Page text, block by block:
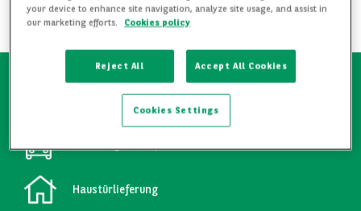
BENACHRICHTIGEN SIE MICH
Schnelle Verfügbarkeit
Haustürlieferung
your device to enhance site navigation, analyze site usage, and assist in
our marketing efforts.
Cookies policy
Reject All Accept All Cookies
Cookies Settings